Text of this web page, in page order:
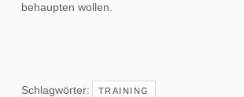
behaupten wollen.
Schlagwörter: TRAINING